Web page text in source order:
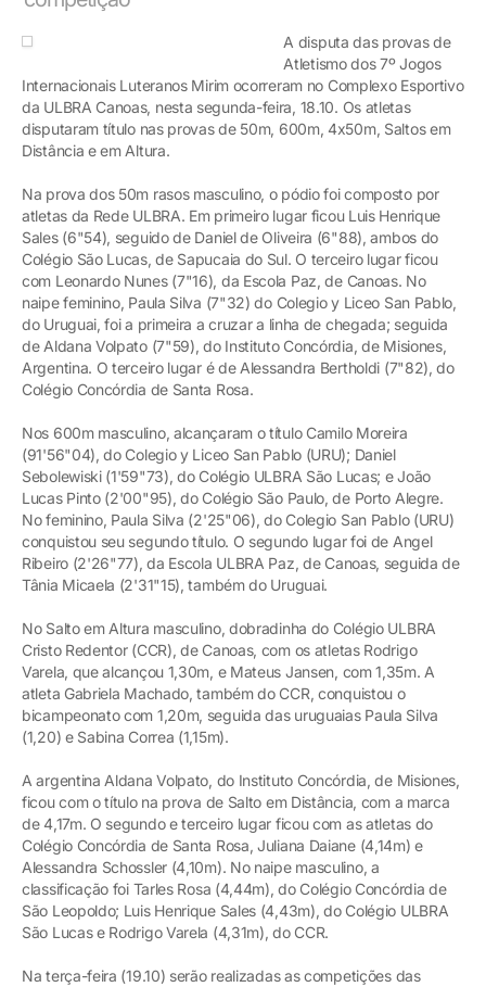
A disputa das provas de
Atletismo dos 7º Jogos
Internacionais Luteranos Mirim ocorreram no Complexo Esportivo
da ULBRA Canoas, nesta segunda-feira, 18.10. Os atletas
disputaram título nas provas de 50m, 600m, 4x50m, Saltos em
Distância e em Altura.
Na prova dos 50m rasos masculino, o pódio foi composto por
atletas da Rede ULBRA. Em primeiro lugar ficou Luis Henrique
Sales (6"54), seguido de Daniel de Oliveira (6"88), ambos do
Colégio São Lucas, de Sapucaia do Sul. O terceiro lugar ficou
com Leonardo Nunes (7"16), da Escola Paz, de Canoas. No
naipe feminino, Paula Silva (7"32) do Colegio y Liceo San Pablo,
do Uruguai, foi a primeira a cruzar a linha de chegada; seguida
de Aldana Volpato (7"59), do Instituto Concórdia, de Misiones,
Argentina. O terceiro lugar é de Alessandra Bertholdi (7"82), do
Colégio Concórdia de Santa Rosa.
Nos 600m masculino, alcançaram o título Camilo Moreira
(91'56"04), do Colegio y Liceo San Pablo (URU); Daniel
Sebolewiski (1'59"73), do Colégio ULBRA São Lucas; e João
Lucas Pinto (2'00"95), do Colégio São Paulo, de Porto Alegre.
No feminino, Paula Silva (2'25"06), do Colegio San Pablo (URU)
conquistou seu segundo título. O segundo lugar foi de Angel
Ribeiro (2'26"77), da Escola ULBRA Paz, de Canoas, seguida de
Tânia Micaela (2'31"15), também do Uruguai.
No Salto em Altura masculino, dobradinha do Colégio ULBRA
Cristo Redentor (CCR), de Canoas, com os atletas Rodrigo
Varela, que alcançou 1,30m, e Mateus Jansen, com 1,35m. A
atleta Gabriela Machado, também do CCR, conquistou o
bicampeonato com 1,20m, seguida das uruguaias Paula Silva
(1,20) e Sabina Correa (1,15m).
A argentina Aldana Volpato, do Instituto Concórdia, de Misiones,
ficou com o título na prova de Salto em Distância, com a marca
de 4,17m. O segundo e terceiro lugar ficou com as atletas do
Colégio Concórdia de Santa Rosa, Juliana Daiane (4,14m) e
Alessandra Schossler (4,10m). No naipe masculino, a
classificação foi Tarles Rosa (4,44m), do Colégio Concórdia de
São Leopoldo; Luis Henrique Sales (4,43m), do Colégio ULBRA
São Lucas e Rodrigo Varela (4,31m), do CCR.
Na terça-feira (19.10) serão realizadas as competições das